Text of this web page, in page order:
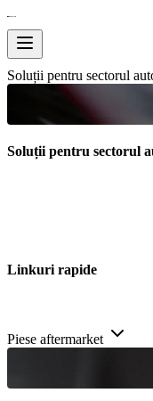
Soluții pentru sectorul
Soluții pentru sectorul
Linkuri rapide
Piese aftermarket